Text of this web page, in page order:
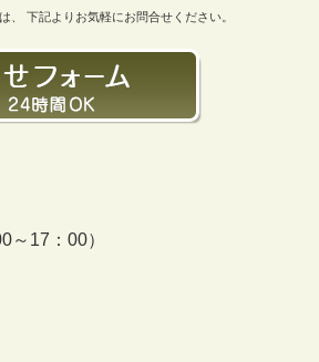
、 下記よりお気軽にお問合せください。
～17：00）